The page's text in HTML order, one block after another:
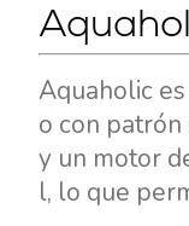
Aquaholic
o con patrón
y un motor
l, lo que